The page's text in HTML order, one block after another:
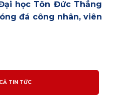
học Tôn Đức Thắng
đá công nhân, viên
TIN TỨC